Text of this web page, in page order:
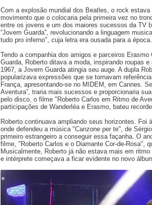
Com a explosão mundial dos Beatles, o rock
movimento que o colocaria pela primeira vez no
entre os jovens e um dos maiores sucessos da TV
“Jovem Guarda”, revolucionando a linguagem
tudo pro inferno", cuja letra era ousada para a época.
Tendo a companhia dos amigos e parceiros
Guarda, Roberto ditava a moda, inspirando roupas
1967, a Jovem Guarda atingia seu auge. A dupla
popularizava expressões que se tornavam
França, apresentando-se no MIDEM, em Cannes.
Aventura”, traria mais sucessos e proporcionaria
pelo disco, o filme "Roberto Carlos em Ritmo de
participações de Wanderléa e Erasmo, bateu
Roberto continuava ampliando seus horizontes.
onde defendeu a música "Canzone per te", de
primeiro estrangeiro a conseguir essa façanha. O
filme, "Roberto Carlos e o Diamante Cor-de-Rosa",
Musicalmente, Roberto já não estava mais em
e intérprete começava a ficar evidente no novo